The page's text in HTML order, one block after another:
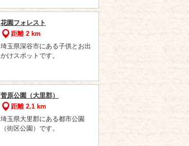
花園フォレスト
距離 2 km
埼玉県深谷市にある子供とお出
かけスポットです。
菅原公園（大里郡）
距離 2.1 km
埼玉県大里郡にある都市公園
（街区公園）です。